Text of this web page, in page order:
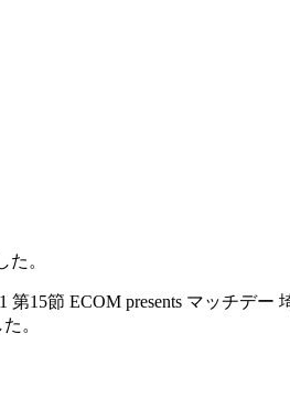
。
15節 ECOM presents マッチデ
。